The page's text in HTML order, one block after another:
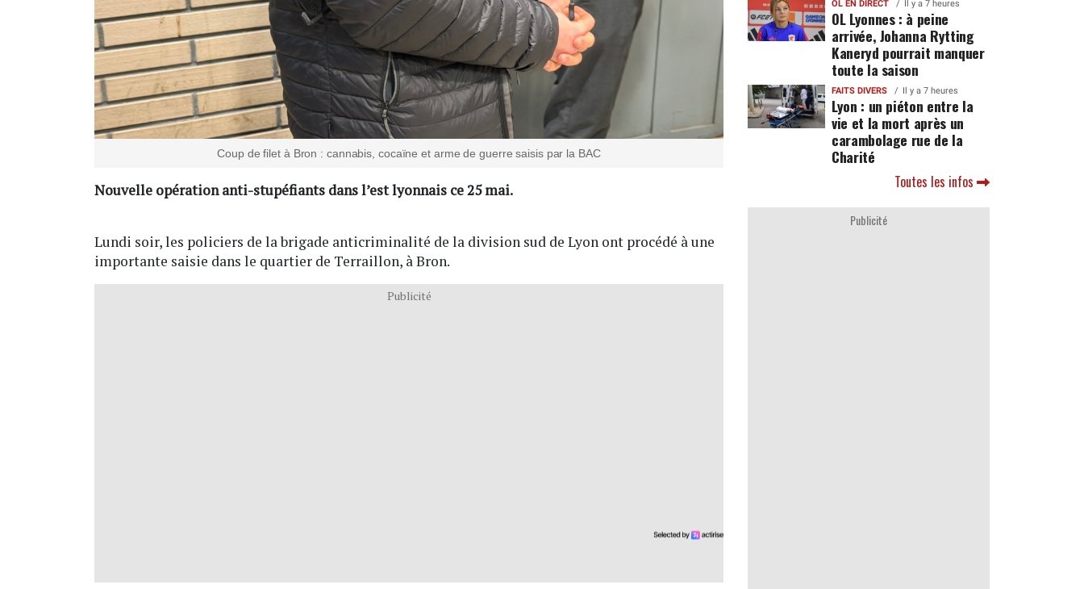
Coup de filet à Bron : cannabis, cocaïne et arme de guerre saisis par la BAC
Nouvelle opération anti-stupéfiants dans l’est lyonnais ce 25 mai.
Lundi soir, les policiers de la brigade anticriminalité de la division sud de Lyon ont procédé à une
importante saisie dans le quartier de Terraillon, à Bron.
Publicité
OL EN DIRECT Il y a 7 heures
OL Lyonnes : à peine
arrivée, Johanna Rytting
Kaneryd pourrait manquer
toute la saison
FAITS DIVERS Il y a 7 heures
Lyon : un piéton entre la
vie et la mort après un
carambolage rue de la
Charité
Toutes les infos
Publicité